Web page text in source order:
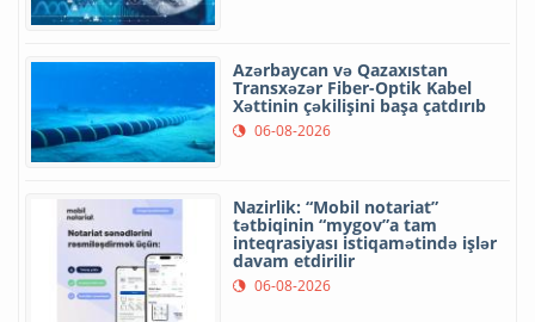
Azərbaycan və Qazaxıstan
Transxəzər Fiber-Optik Kabel
Xəttinin çəkilişini başa çatdırıb
06-08-2026
Nazirlik: “Mobil notariat”
tətbiqinin “mygov”a tam
inteqrasiyası istiqamətində işlər
davam etdirilir
06-08-2026